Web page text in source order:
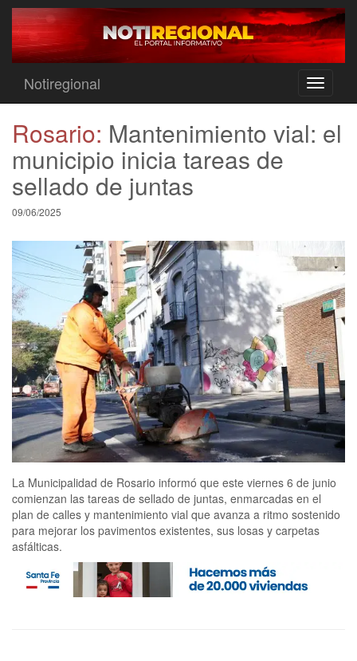
Toggle
Notiregional
Rosario: Mantenimiento vial: el
municipio inicia tareas de
sellado de juntas
09/06/2025
La Municipalidad de Rosario informó que este viernes 6 de junio
comienzan las tareas de sellado de juntas, enmarcadas en el
plan de calles y mantenimiento vial que avanza a ritmo sostenido
para mejorar los pavimentos existentes, sus losas y carpetas
asfálticas.